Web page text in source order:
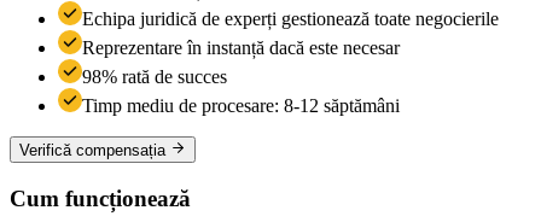
Echipa juridică de experți gestionează toate negocierile
Reprezentare în instanță dacă este necesar
98% rată de succes
Timp mediu de procesare: 8-12 săptămâni
Verifică compensația
Cum funcționează